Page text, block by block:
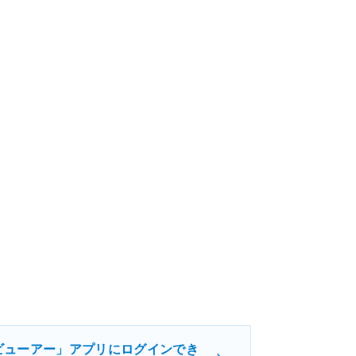
ーアー」アプリにログインでき